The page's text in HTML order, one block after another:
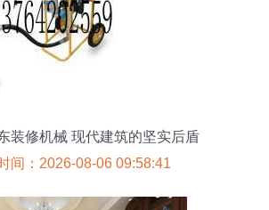
装修机械 现代建筑的坚实后盾
间：2026-08-06 09:58:41